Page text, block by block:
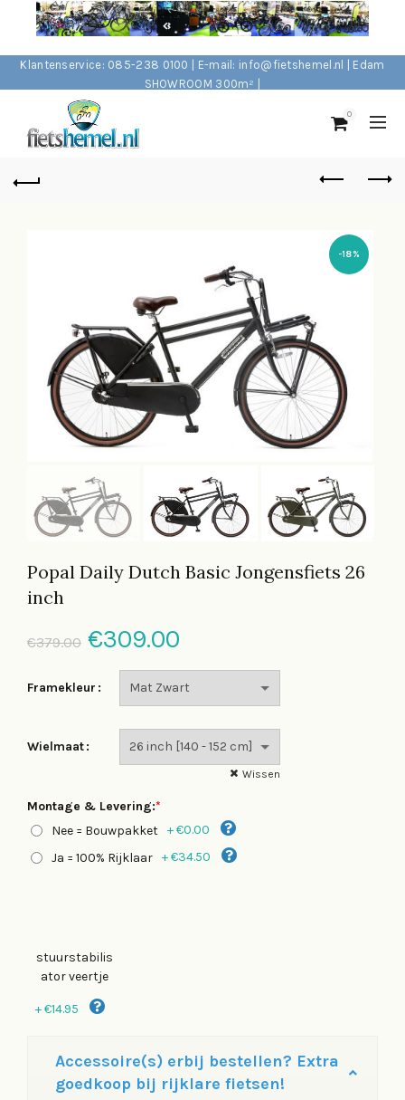
Klantenservice: 085-238 0100 | E-mail: info@fietshemel.nl | Edam
SHOWROOM 300m² |
0
-18%
Popal Daily Dutch Basic Jongensfiets 26
inch
€379.00 Oorspronkelijke
prijs
€379.00.
€309.00
prijs
€309.00.
Framekleur
Wielmaat
Wissen
Montage & Levering:*
Nee = Bouwpakket +€0.00
Ja = 100% Rijklaar +€34.50
stuurstabilis
ator veertje
+€14.95
Accessoire(s) erbij bestellen? Extra
goedkoop bij rijklare fietsen!